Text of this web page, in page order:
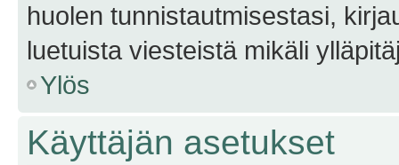
huolen tunnistautmisestasi,
luetuista viesteistä mikäli
Ylös
Käyttäjän asetukset